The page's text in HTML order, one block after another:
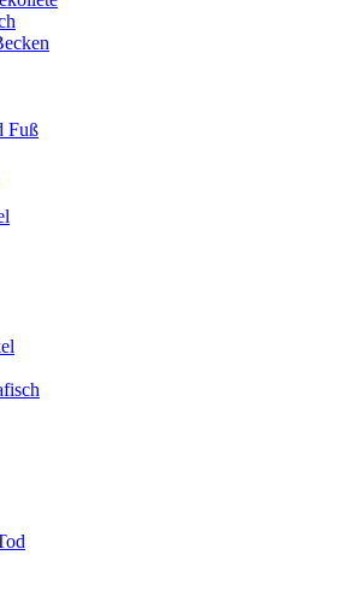
Fuß